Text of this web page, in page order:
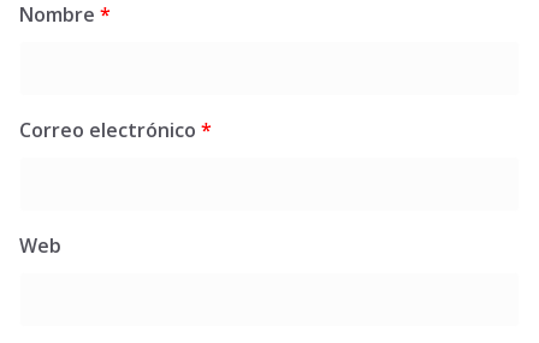
Nombre *
Correo electrónico *
Web